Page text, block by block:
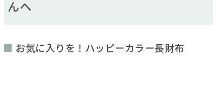
んへ
お気に入りを！ハッピーカラー長財布